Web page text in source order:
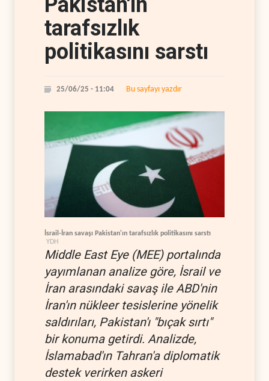
tarafsızlık
politikasını sarstı
25/06/25 - 11:04 Bu sayfayı yazdır
İsrail-İran savaşı Pakistan'ın tarafsızlık politikasını sarstı
YDH
Middle East Eye (MEE) portalında
yayımlanan analize göre, İsrail ve
İran arasındaki savaş ile ABD'nin
İran'ın nükleer tesislerine yönelik
saldırıları, Pakistan'ı "bıçak sırtı"
bir konuma getirdi. Analizde,
İslamabad'ın Tahran'a diplomatik
destek verirken askeri